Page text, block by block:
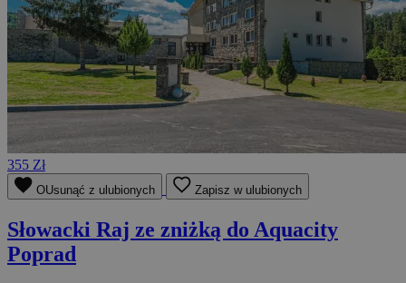
355 Zł
OUsunąć z ulubionych Zapisz w ulubionych
Słowacki Raj ze zniżką do Aquacity
Poprad